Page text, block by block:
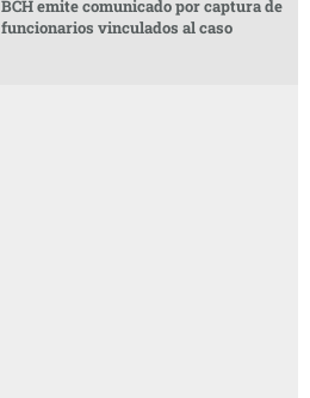
BCH emite comunicado por captura de
funcionarios vinculados al caso